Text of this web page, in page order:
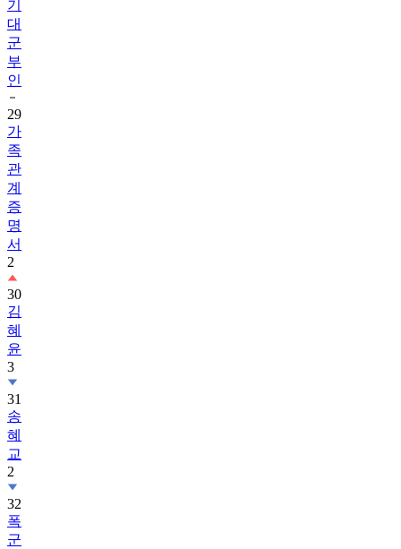
기
대
군
부
인
29
가
족
관
계
증
명
서
2
30
김
혜
윤
3
31
송
혜
교
2
32
폭
군